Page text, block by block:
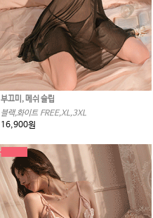
부끄미, 메쉬 슬립
블랙,화이트 FREE,XL,3XL
16,900원